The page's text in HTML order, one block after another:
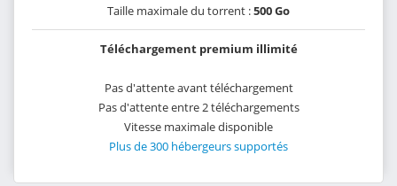
Taille maximale du torrent :500 Go
Téléchargement premium illimité
Pas d'attente avant téléchargement
Pas d'attente entre 2 téléchargements
Vitesse maximale disponible
Plus de 300 hébergeurs supportés